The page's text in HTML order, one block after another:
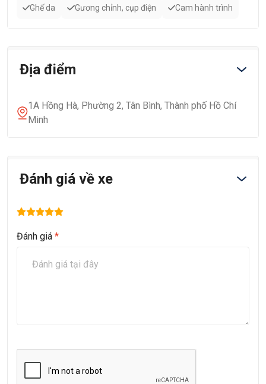
Ghế da Gương chỉnh, cụp điện Cam hành trình
Địa điểm
1A Hồng Hà, Phường 2, Tân Bình, Thành phố Hồ Chí
Minh
Đánh giá về xe
Đánh giá *